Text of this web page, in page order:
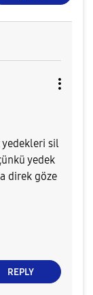
sil
yedek
direk göze
REPLY